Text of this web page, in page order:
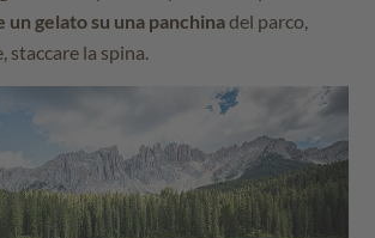
un gelato su una panchinadel parco,
staccare la spina.